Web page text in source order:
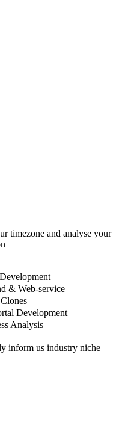
timezone and analyse your
& Web-service
Development
Analysis
inform us industry niche